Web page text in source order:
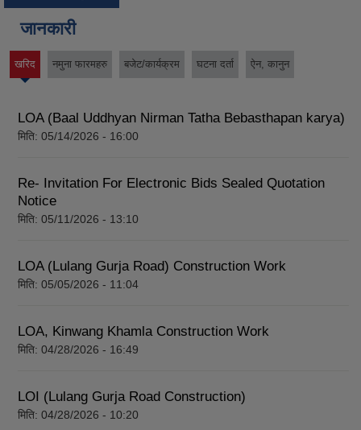
जानकारी
खरिद
(active
नमुना फारमहरु बजेट/कार्यक्रम घटना दर्ता ऐन, कानुन
LOA (Baal Uddhyan Nirman Tatha Bebasthapan karya)
मिति: 05/14/2026 - 16:00
Re- Invitation For Electronic Bids Sealed Quotation
Notice
मिति: 05/11/2026 - 13:10
LOA (Lulang Gurja Road) Construction Work
मिति: 05/05/2026 - 11:04
LOA, Kinwang Khamla Construction Work
मिति: 04/28/2026 - 16:49
LOI (Lulang Gurja Road Construction)
मिति: 04/28/2026 - 10:20